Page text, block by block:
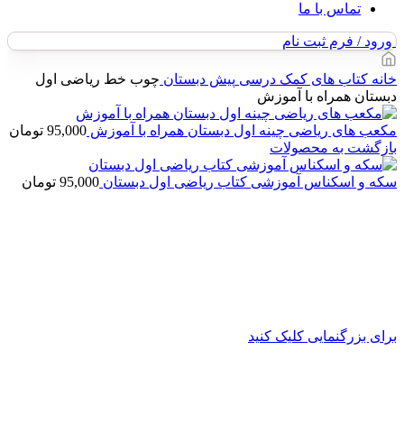
تماس با ما
ورود / فرم ثبت نام
خانه کتاب های کمک درسی پیش دبستان چوب خط ریاضی اول
دبستان همراه با آموزش
مکعب های ریاضی چینه اول دبستان همراه با آموزش 95,000 تومان
بازگشت به محصولات
سکه و اسکناس آموزشی کتاب ریاضی اول دبستان 95,000 تومان
برای بزرگنمایی کلیک کنید